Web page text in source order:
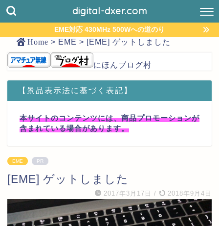
digital-dxer.com
EME対応 430MHz 500Wへの道のり
Home > EME > [EME] ゲットしました
にほんブログ村
【景品表示法に基づく表記】
本サイトのコンテンツには、商品プロモーションが
含まれている場合があります。
EME PR
[EME] ゲットしました
2017年3月17日 / 2018年9月4日